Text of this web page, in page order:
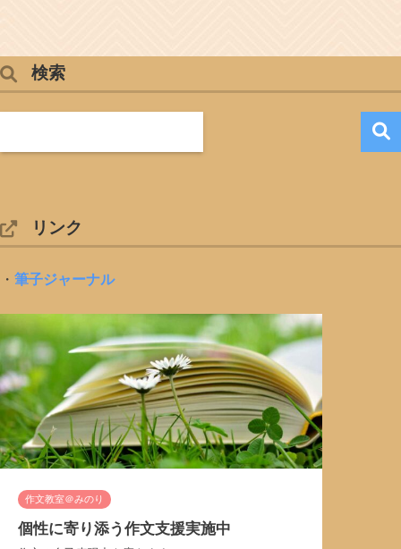
検索
リンク
・ 筆子ジャーナル
作文教室＠みのり
個性に寄り添う作文支援実施中